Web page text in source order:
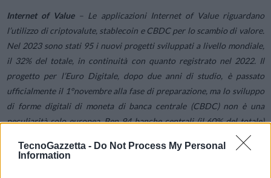
TecnoGazzetta - Do Not Process My Personal
Information
Internet of Value– Le applicazioni Internet of Value riguardano
l’utilizzo di criptovalute, stablecoin e CBDC per lo scambio di valore.
Nel 2023 sono stati 95 i nuovi progetti sviluppati a livello mondiale,
il 32% del totale, in continuità con quanto registrato nel 2022. Il
progetto per l’Euro Digitale, dopo due anni di studio, è passato
ufficialmente il 1°novembre alla fase di preparazione, ma lo sviluppo
di forme digitali di moneta di banca centrale (CBDC) non è una
peculiarità solo europea. Ben 94 banche centrali (il 60% del totale)
stanno esaminando o sperimentando attivamente le CBDC. Il 46%
delle iniziative è attualmente in fase di sperimentazione, in aumento